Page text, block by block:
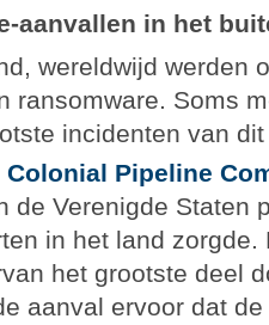
aanvallen in het
wereldwijd werden
ransomware. Soms
incidenten van dit
Colonial Pipeline
de Verenigde Staten
in het land
het grootste deel
aanval ervoor dat